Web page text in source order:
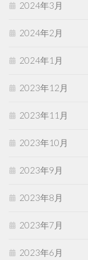
2024年3月
2024年2月
2024年1月
2023年12月
2023年11月
2023年10月
2023年9月
2023年8月
2023年7月
2023年6月